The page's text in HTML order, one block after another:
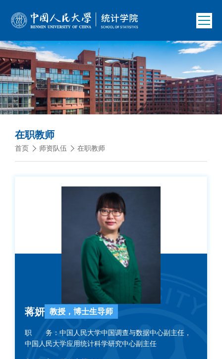
在职教师
首页 师资队伍 在职教师
蒋妍 教授，博士生导师
职 务： 中国人民大学中国调查与数据中心副主任，
中国人民大学应用统计科学研究中心副主任